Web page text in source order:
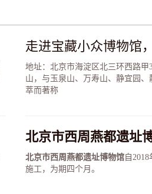
走进宝藏小众博物馆
地址：北京市海淀区北三环西路
山，与玉泉山、万寿山、静宜园
萃而著称
北京市西周燕都遗址
北京市西周燕都遗址博物馆 自
施工，为期四个月。